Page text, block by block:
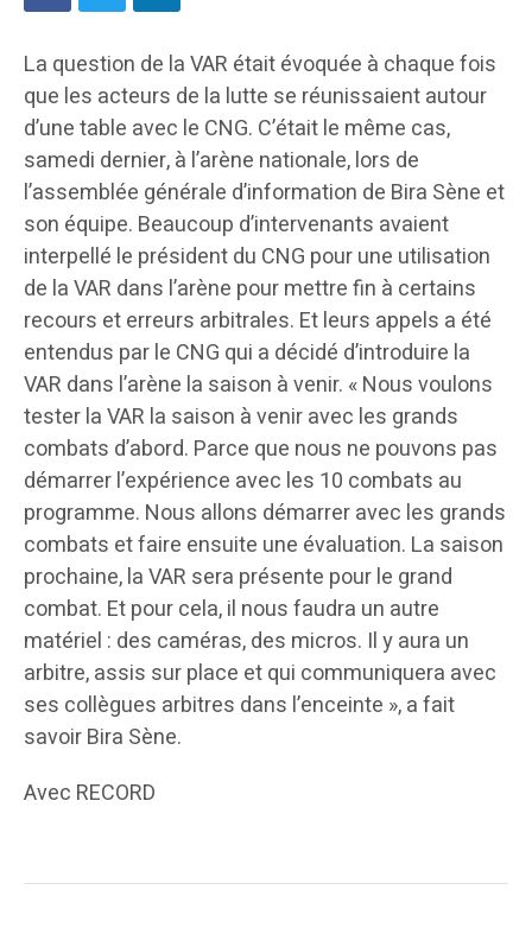
La question de la VAR était évoquée à chaque fois
que les acteurs de la lutte se réunissaient autour
d’une table avec le CNG. C’était le même cas,
samedi dernier, à l’arène nationale, lors de
l’assemblée générale d’information de Bira Sène et
son équipe. Beaucoup d’intervenants avaient
interpellé le président du CNG pour une utilisation
de la VAR dans l’arène pour mettre fin à certains
recours et erreurs arbitrales. Et leurs appels a été
entendus par le CNG qui a décidé d’introduire la
VAR dans l’arène la saison à venir. « Nous voulons
tester la VAR la saison à venir avec les grands
combats d’abord. Parce que nous ne pouvons pas
démarrer l’expérience avec les 10 combats au
programme. Nous allons démarrer avec les grands
combats et faire ensuite une évaluation. La saison
prochaine, la VAR sera présente pour le grand
combat. Et pour cela, il nous faudra un autre
matériel : des caméras, des micros. Il y aura un
arbitre, assis sur place et qui communiquera avec
ses collègues arbitres dans l’enceinte », a fait
savoir Bira Sène.
Avec RECORD